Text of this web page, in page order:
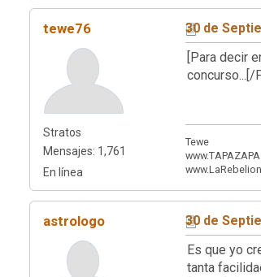
tewe76
Stratos
Mensajes: 1,761
En línea
30 de
[Para decir
concurso...[/
Tewe
astrologo
30 de
Es que yo
tanta